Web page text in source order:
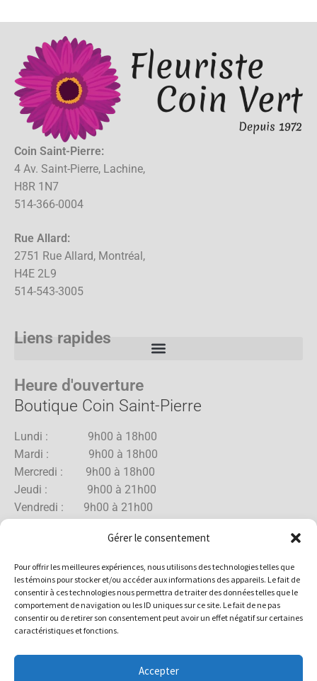
Gérer le consentement
Pour offrir les meilleures expériences, nous utilisons des technologies telles que
les témoins pour stocker et/ou accéder aux informations des appareils. Le fait de
consentir à ces technologies nous permettra de traiter des données telles que le
comportement de navigation ou les ID uniques sur ce site. Le fait de ne pas
consentir ou de retirer son consentement peut avoir un effet négatif sur certaines
caractéristiques et fonctions.
Accepter
Coin Saint-Pierre:
4 Av. Saint-Pierre, Lachine,
H8R 1N7
514-366-0004
Rue Allard:
2751 Rue Allard, Montréal,
H4E 2L9
514-543-3005
Liens rapides
Heure d'ouverture
Boutique Coin Saint-Pierre
Lundi : 9h00 à 18h00
Mardi : 9h00 à 18h00
Mercredi : 9h00 à 18h00
Jeudi : 9h00 à 21h00
Vendredi : 9h00 à 21h00
Dimanche : 10h00 à 17h00
Boutique Rue Allard
Mardi : 10h00 à 18h00
Mercredi : 10h00 à 18h00